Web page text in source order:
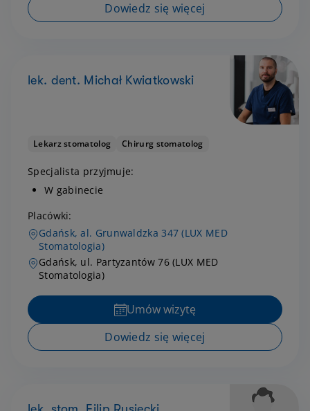
Dowiedz się więcej
lek. dent. Michał Kwiatkowski
Lekarz stomatolog Chirurg stomatolog
Specjalista przyjmuje:
W gabinecie
Placówki:
Gdańsk, al. Grunwaldzka 347 (LUX MED
Stomatologia)
Gdańsk, ul. Partyzantów 76 (LUX MED
Stomatologia)
Umów wizytę
Dowiedz się więcej